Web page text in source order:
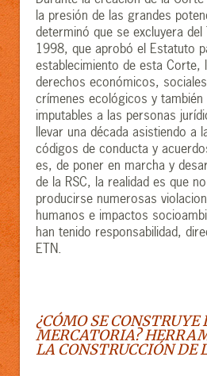
la presión de las grandes
determinó que se excluyera
1998, que aprobó el Estatuto
establecimiento de esta Corte,
derechos económicos,
crímenes ecológicos y
imputables a las personas
llevar una década asistiendo a
códigos de conducta y
es, de poner en marcha y
de la RSC, la realidad es que
producirse numerosas
humanos e impactos
han tenido responsabilidad,
ETN.
¿CÓMO SE CONSTRUYE
MERCATORIA?
LA CONSTRUCCIÓN DE